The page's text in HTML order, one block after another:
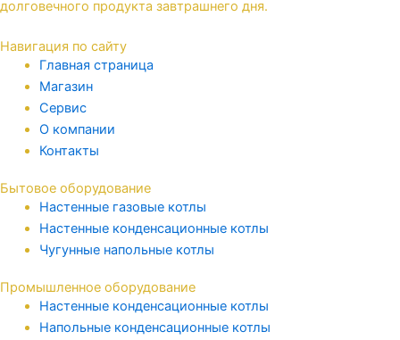
долговечного продукта завтрашнего дня.
Навигация по сайту
Главная страница
Магазин
Сервис
О компании
Контакты
Бытовое оборудование
Настенные газовые котлы
Настенные конденсационные котлы
Чугунные напольные котлы
Промышленное оборудование
Настенные конденсационные котлы
Напольные конденсационные котлы